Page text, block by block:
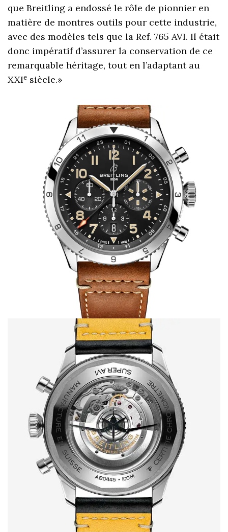
que Breitling a endossé le rôle de pionnier en
matière de montres outils pour cette industrie,
avec des modèles tels que la Ref. 765 AVI. Il était
donc impératif d’assurer la conservation de ce
remarquable héritage, tout en l’adaptant au
XXIe siècle.»